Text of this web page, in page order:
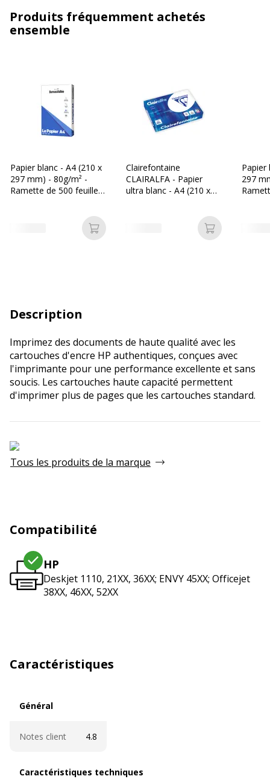
Produits fréquemment achetés
ensemble
Papier blanc - A4 (210 x
297 mm) - 80g/m² -
Ramette de 500 feuilles
Ajouter au panier
Clairefontaine
CLAIRALFA - Papier
ultra blanc - A4 (210 x
Ajouter au
Papier
297
Description
Imprimez des documents de haute qualité avec les
cartouches d'encre HP authentiques, conçues avec
l'imprimante pour une performance excellente et sans
soucis. Les cartouches haute capacité permettent
d'imprimer plus de pages que les cartouches standard.
Tous les produits de la marque
Compatibilité
HP
Deskjet 1110, 21XX, 36XX; ENVY 45XX; Officejet
38XX, 46XX, 52XX
Caractéristiques
Général
Notes client 4.8
Caractéristiques techniques